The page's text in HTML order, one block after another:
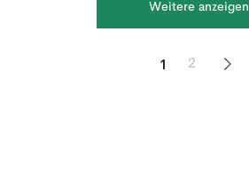
Weitere anzeigen
1 2